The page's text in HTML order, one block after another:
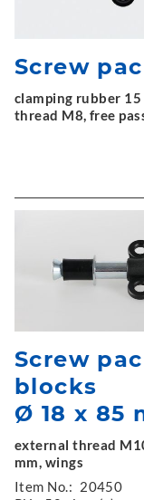
Screw
clamping rubber
thread M8, free
Screw
blocks
Ø 18 x 85
external thread
mm, wings
Item No.: 20450